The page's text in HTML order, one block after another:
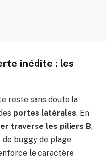
inédite : les
reste sans doute la
portes latérales. En
traverse les piliers B,
de buggy de plage
le caractère